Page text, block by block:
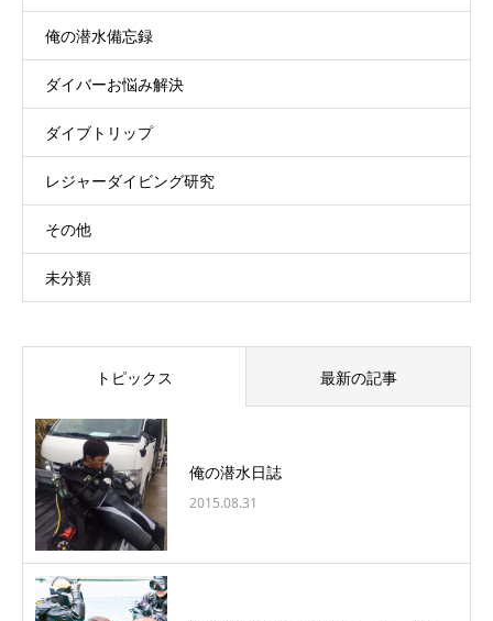
俺の潜水備忘録
ダイバーお悩み解決
ダイブトリップ
レジャーダイビング研究
その他
未分類
トピックス 最新の記事
俺の潜水日誌
2015.08.31